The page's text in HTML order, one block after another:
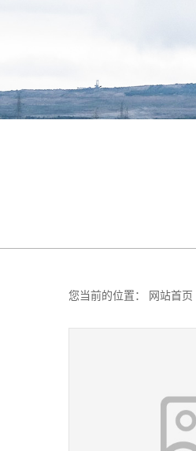
您当前的位置： 网站首页